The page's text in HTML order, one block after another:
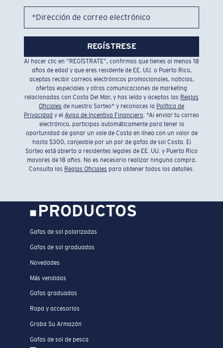
*Dirección de correo electrónico
REGÍSTRESE
Al hacer clic en “REGÍSTRATE”, confirmas que tienes al menos 18
años de edad y que eres residente de EE. UU. o Puerto Rico,
aceptas recibir correos electrónicos promocionales, noticias,
ofertas especiales y otras comunicaciones de marketing
relacionadas con Costa Del Mar, y has leído y aceptas las Reglas
Oficiales de nuestro Sorteo* y reconoces la Política de
Privacidad y el Aviso de Incentivo Financiero. *Al enviar tu correo
electrónico, participas automáticamente para tener la
oportunidad de ganar un vale de Costa en línea con un valor de
hasta $300, canjeable por un par de gafas de sol Costa. El
Sorteo está abierto a residentes legales de EE. UU. y Puerto Rico
mayores de 18 años. No es necesario realizar ninguna compra.
Consulta las Reglas Oficiales para obtener todos los detalles.
PRODUCTOS
Gafas de sol polarizadas
Gafas de sol graduadas
Novedades
Más vendidas
Gafas graduadas
Ropa y accesorios
Graba Su Armazón
Gafas de sol de pesca